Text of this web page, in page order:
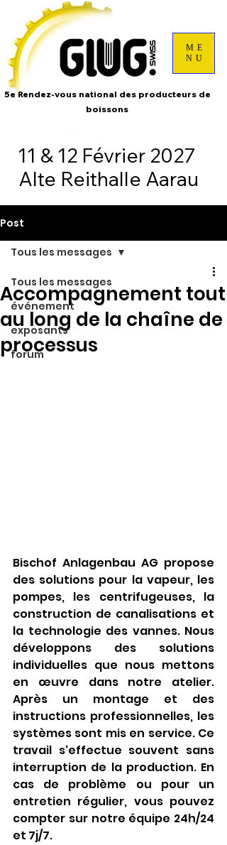
ME
NU
11 & 12 Février 2027
Alte Reithalle Aarau
5e Rendez-vous national des producteurs de
boissons
Post
Tous les messages
événement
exposants
forum
Tous les messages
Accompagnement tout
au long de la chaîne de
processus
Bischof Anlagenbau AG propose
des solutions pour la vapeur, les
pompes, les centrifugeuses, la
construction de canalisations et
la technologie des vannes. Nous
développons des solutions
individuelles que nous mettons
en œuvre dans notre atelier.
Après un montage et des
instructions professionnelles, les
systèmes sont mis en service. Ce
travail s'effectue souvent sans
interruption de la production. En
cas de problème ou pour un
entretien régulier, vous pouvez
compter sur notre équipe 24h/24
et 7j/7.